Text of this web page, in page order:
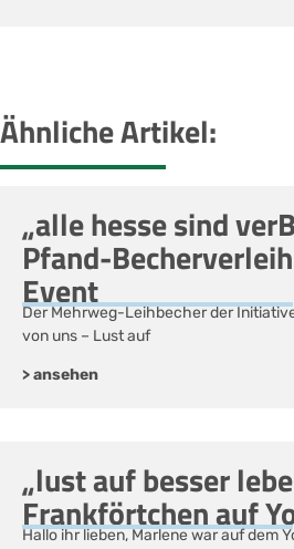
Ähnliche Artikel:
„alle hesse sind
Pfand-
Event
Der Mehrweg-Leihbecher der
von uns – Lust auf
> ansehen
„lust auf besser
Frankförtchen auf
Hallo ihr lieben, Marlene war auf dem